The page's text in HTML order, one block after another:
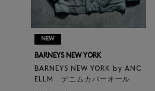
NEW
BARNEYS NEW YORK
BARNEYS NEW YORK by ANC
ELLM デニムカバーオール